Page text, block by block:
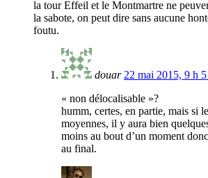
la tour Effeil et le Montmartre ne
la sabote, on peut dire sans aucune
foutu.
douar 22 mai 2015, 9 h
« non délocalisable »?
humm, certes, en partie, mais si
moyennes, il y aura bien
moins au bout d’un moment
au final.